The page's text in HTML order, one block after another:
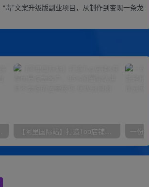
毒”文案升级版副业项目，从制作到变现一条龙
操当天日入1000+ 【阿里国际站】打造Top店铺&获得优质询盘客户，​95%的国际站讲师不会说的运营技巧